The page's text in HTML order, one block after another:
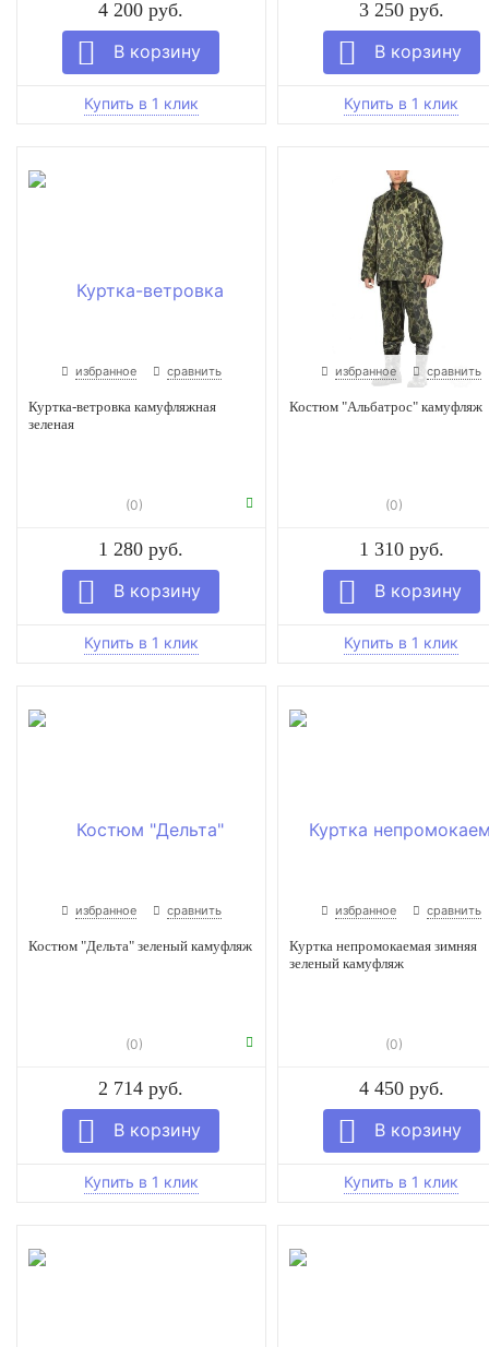
4 200 руб. 3 250 руб.
избранное сравнить
Куртка-ветровка камуфляжная
зеленая
(0)
1 280 руб.
избранное сравнить
Костюм "Альбатрос" камуфляж
(0)
1 310 руб.
избранное сравнить
Костюм "Дельта" зеленый камуфляж
(0)
2 714 руб.
избранное сравнить
Куртка непромокаемая зимняя
зеленый камуфляж
(0)
4 450 руб.